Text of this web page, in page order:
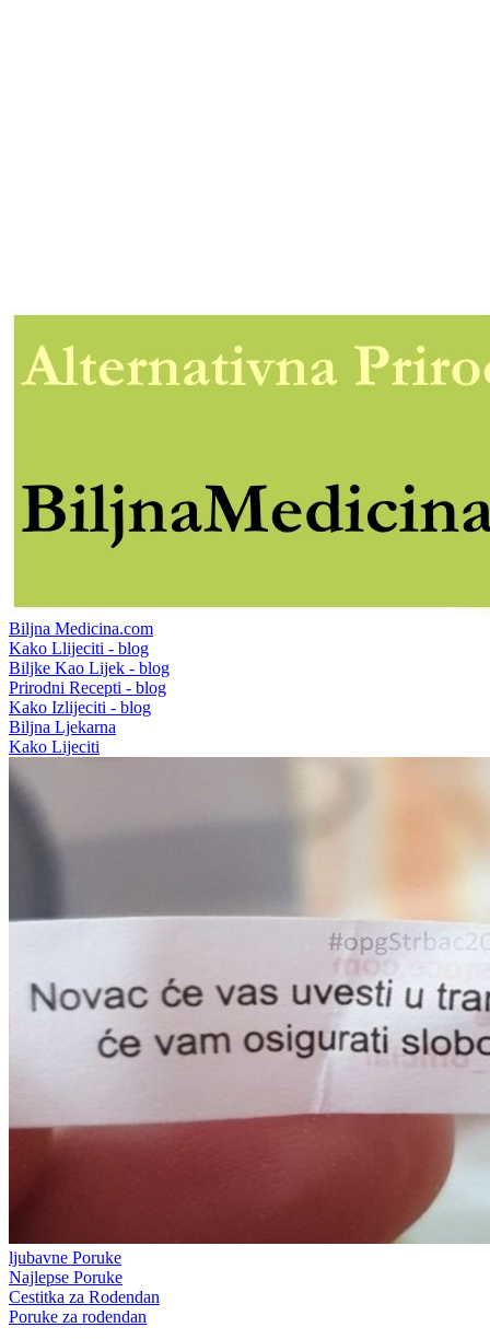
Biljna Medicina.com
Kako Llijeciti - blog
Biljke Kao Lijek - blog
Prirodni Recepti - blog
Kako Izlijeciti - blog
Biljna Ljekarna
Kako Lijeciti
ljubavne Poruke
Najlepse Poruke
Cestitka za Rodendan
Poruke za rodendan